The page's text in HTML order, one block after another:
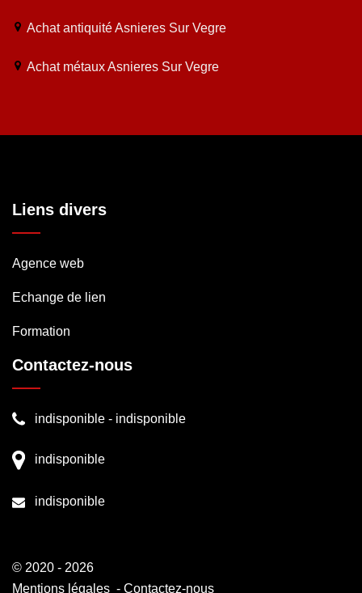
Achat antiquité Asnieres Sur Vegre
Achat métaux Asnieres Sur Vegre
Liens divers
Agence web
Echange de lien
Formation
Contactez-nous
indisponible - indisponible
indisponible
indisponible
© 2020 - 2026
Mentions légales - Contactez-nous